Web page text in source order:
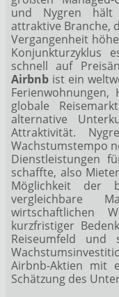
und Nygren hält
attraktive Branche,
Vergangenheit
Konjunkturzyklus
schnell auf
Airbnb ist ein
globale
alternative
Attraktivität.
Wachstumstempo
Dienstleistungen
schaffte, also
Möglichkeit der
vergleichbare
wirtschaftlichen
kurzfristiger
Reiseumfeld und
Airbnb-Aktien mit
Schätzung des